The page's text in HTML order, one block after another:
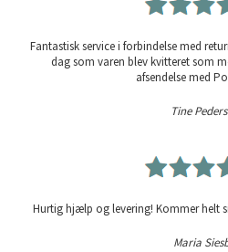
Fantastisk service i forbindelse med
dag som varen blev kvitteret som
afsendelse med
Tine
Hurtig hjælp og levering! Kommer helt
Maria